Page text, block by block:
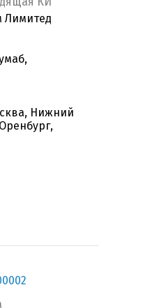
Лимитед
Нижний